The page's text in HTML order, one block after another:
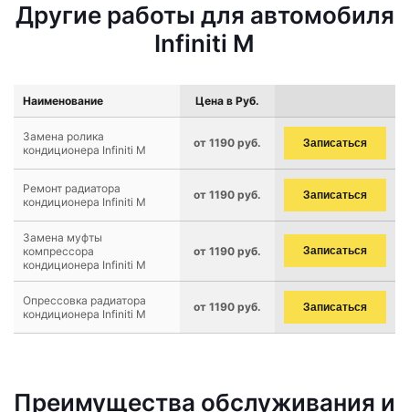
Другие работы для автомобиля
Infiniti M
Наименование Цена в Руб.
Замена ролика
кондиционера Infiniti M
от 1190 руб. Записаться
Ремонт радиатора
кондиционера Infiniti M
от 1190 руб. Записаться
Замена муфты
компрессора
кондиционера Infiniti M
от 1190 руб. Записаться
Опрессовка радиатора
кондиционера Infiniti M
от 1190 руб. Записаться
Преимущества обслуживания и